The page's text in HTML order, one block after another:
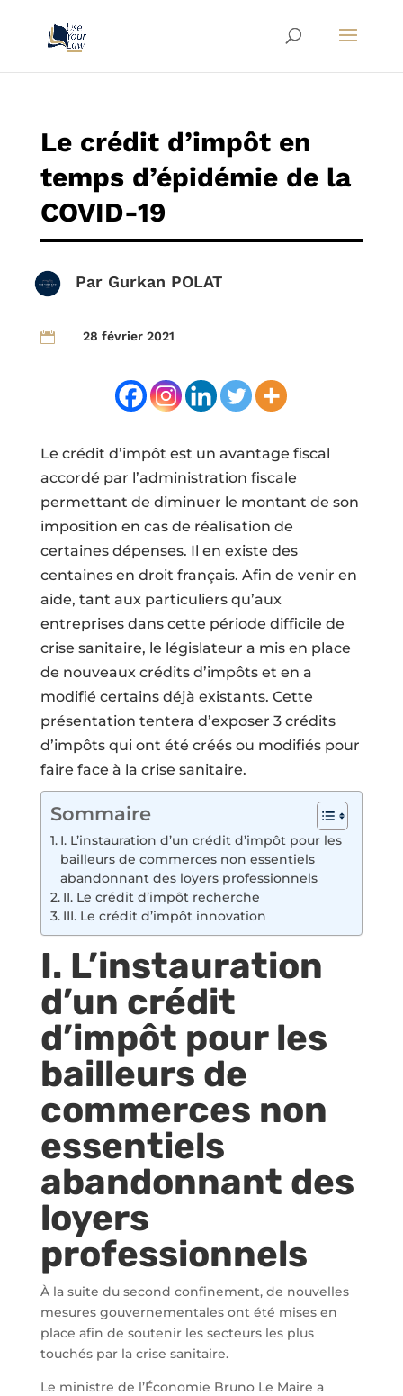
Le crédit d’impôt en
temps d’épidémie de la
COVID-19
Par Gurkan POLAT
 28 février 2021
Le crédit d’impôt est un avantage fiscal
accordé par l’administration fiscale
permettant de diminuer le montant de son
imposition en cas de réalisation de
certaines dépenses. Il en existe des
centaines en droit français. Afin de venir en
aide, tant aux particuliers qu’aux
entreprises dans cette période difficile de
crise sanitaire, le législateur a mis en place
de nouveaux crédits d’impôts et en a
modifié certains déjà existants. Cette
présentation tentera d’exposer 3 crédits
d’impôts qui ont été créés ou modifiés pour
faire face à la crise sanitaire.
Sommaire
I. L’instauration d’un crédit d’impôt pour les
bailleurs de commerces non essentiels
abandonnant des loyers professionnels
II. Le crédit d’impôt recherche
III. Le crédit d’impôt innovation
I. L’instauration
d’un crédit
d’impôt pour les
bailleurs de
commerces non
essentiels
abandonnant des
loyers
professionnels
À la suite du second confinement, de nouvelles
mesures gouvernementales ont été mises en
place afin de soutenir les secteurs les plus
touchés par la crise sanitaire.
Le ministre de l’Économie Bruno Le Maire a